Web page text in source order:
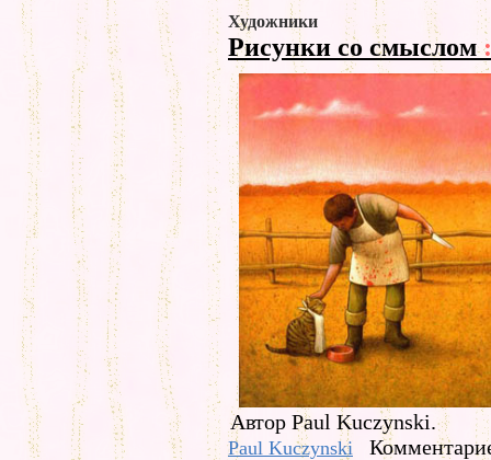
Художники
Рисунки со смыслом
Автор Paul Kuczynski.
Paul Kuczynski